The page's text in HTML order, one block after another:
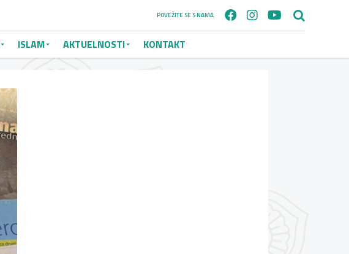
POVEŽITE SE S NAMA
ISLAM AKTUELNOSTI KONTAKT